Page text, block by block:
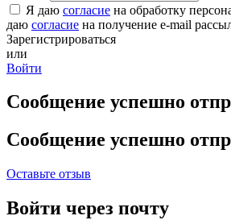
Я даю согласие на обработку
даю согласие на получение e-mail
Зарегистрироваться
или
Войти
Сообщение успешно
Сообщение успешно
Оставьте отзыв
Войти через почту